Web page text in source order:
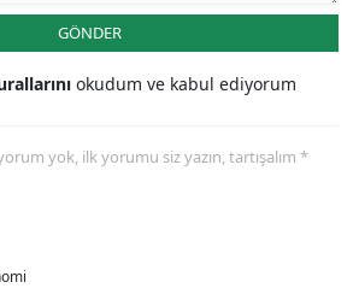
GÖNDER
okudum ve kabul ediyorum
yok, ilk yorumu siz yazın, tartışalım *